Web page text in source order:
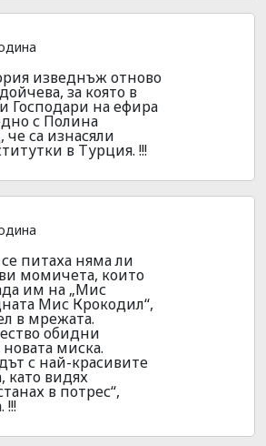
изведнъж отново
за която в
Господари на ефира
с Полина
са изнасяли
в Турция. !!!
питаха няма ли
момичета, които
им на „Мис
Мис Крокодил“,
в мрежата.
обидни
миска.
с най-красивите
като видях
в потрес“,
!!!